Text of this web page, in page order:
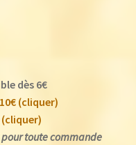
dès 6€
(cliquer)
(cliquer)
toute commande